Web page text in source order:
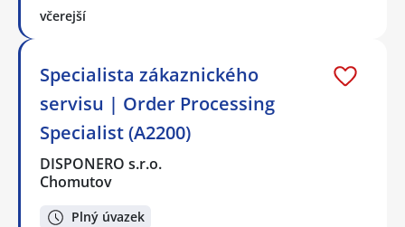
včerejší
Specialista zákaznického
servisu | Order Processing
Specialist (A2200)
DISPONERO s.r.o.
Chomutov
Plný úvazek